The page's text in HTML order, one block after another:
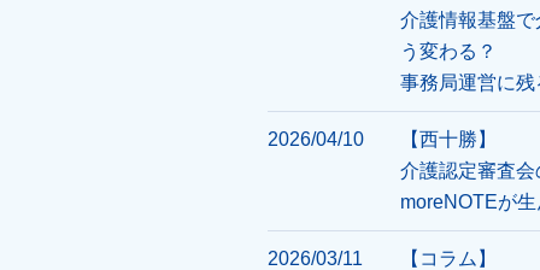
介護情報基盤
う変わる？
事務局運営に
2026/04/10
【西十勝】
介護認定審査
moreNOTEが
2026/03/11
【コラム】